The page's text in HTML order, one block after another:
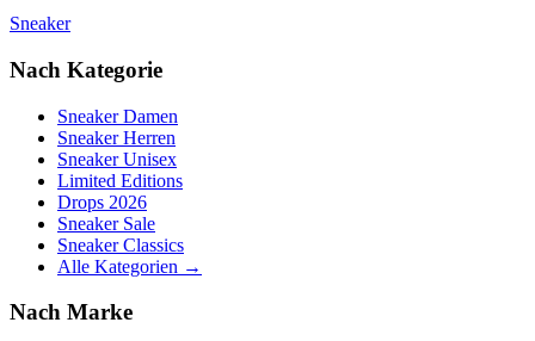
Sneaker
Nach Kategorie
Sneaker Damen
Sneaker Herren
Sneaker Unisex
Limited Editions
Drops 2026
Sneaker Sale
Sneaker Classics
Alle Kategorien →
Nach Marke